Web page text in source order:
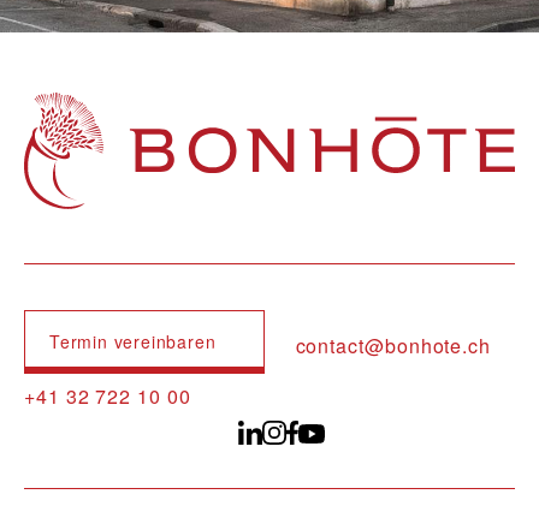
Navigation principale
Termin vereinbaren
contact@bonhote.ch
+41 32 722 10 00